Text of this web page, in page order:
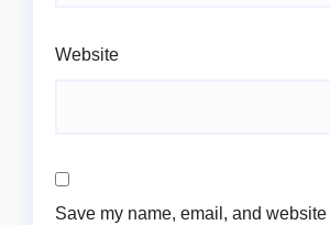
Website
Save my name, email, and